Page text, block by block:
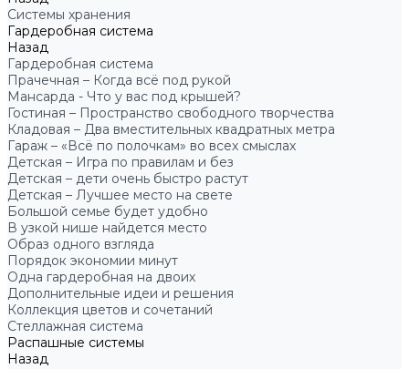
Системы хранения
Гардеробная система
Назад
Гардеробная система
Прачечная – Когда всё под рукой
Мансарда - Что у вас под крышей?
Гостиная – Пространство свободного творчества
Кладовая – Два вместительных квадратных метра
Гараж – «Всё по полочкам» во всех смыслах
Детская – Игра по правилам и без
Детская – дети очень быстро растут
Детская – Лучшее место на свете
Большой семье будет удобно
В узкой нише найдется место
Образ одного взгляда
Порядок экономии минут
Одна гардеробная на двоих
Дополнительные идеи и решения
Коллекция цветов и сочетаний
Стеллажная система
Распашные системы
Назад